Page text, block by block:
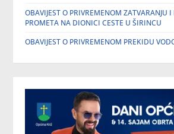
OBAVIJEST O PRIVREMENOM ZATVARANJU I
PROMETA NA DIONICI CESTE U ŠIRINCU
OBAVIJEST O PRIVREMENOM PREKIDU